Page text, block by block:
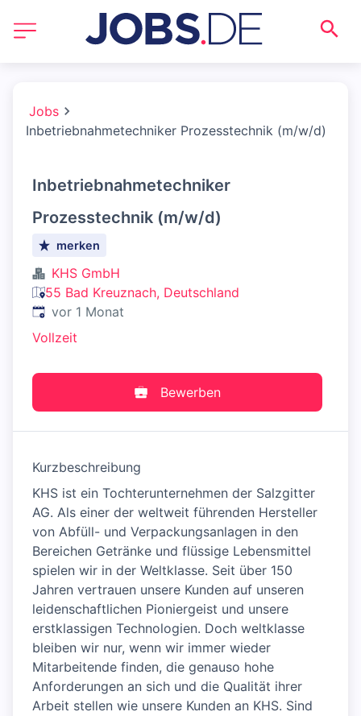
Jobs
Inbetriebnahmetechniker Prozesstechnik (m/w/d)
Inbetriebnahmetechniker
Prozesstechnik (m/w/d)
merken
KHS GmbH
55 Bad Kreuznach, Deutschland
Veröffentlicht:
vor 1 Monat
Vollzeit
Bewerben
Kurzbeschreibung
KHS ist ein Tochterunternehmen der Salzgitter
AG. Als einer der weltweit führenden Hersteller
von Abfüll- und Verpackungsanlagen in den
Bereichen Getränke und flüssige Lebensmittel
spielen wir in der Weltklasse. Seit über 150
Jahren vertrauen unsere Kunden auf unseren
leidenschaftlichen Pioniergeist und unsere
erstklassigen Technologien. Doch weltklasse
bleiben wir nur, wenn wir immer wieder
Mitarbeitende finden, die genauso hohe
Anforderungen an sich und die Qualität ihrer
Arbeit stellen wie unsere Kunden an KHS. Sind